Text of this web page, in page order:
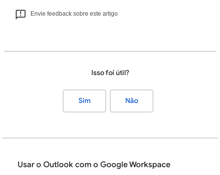
Envie feedback sobre este artigo
Isso foi útil?
Sim Não
Usar o Outlook com o Google Workspace